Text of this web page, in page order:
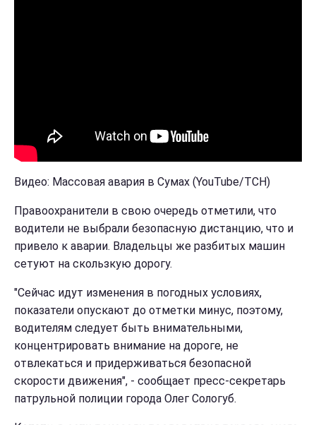
Видео: Массовая авария в Сумах (YouTube/ТСН)
Правоохранители в свою очередь отметили, что
водители не выбрали безопасную дистанцию, что и
привело к аварии. Владельцы же разбитых машин
сетуют на скользкую дорогу.
"Сейчас идут изменения в погодных условиях,
показатели опускают до отметки минус, поэтому,
водителям следует быть внимательными,
концентрировать внимание на дороге, не
отвлекаться и придерживаться безопасной
скорости движения", - сообщает пресс-секретарь
патрульной полиции города Олег Сологуб.